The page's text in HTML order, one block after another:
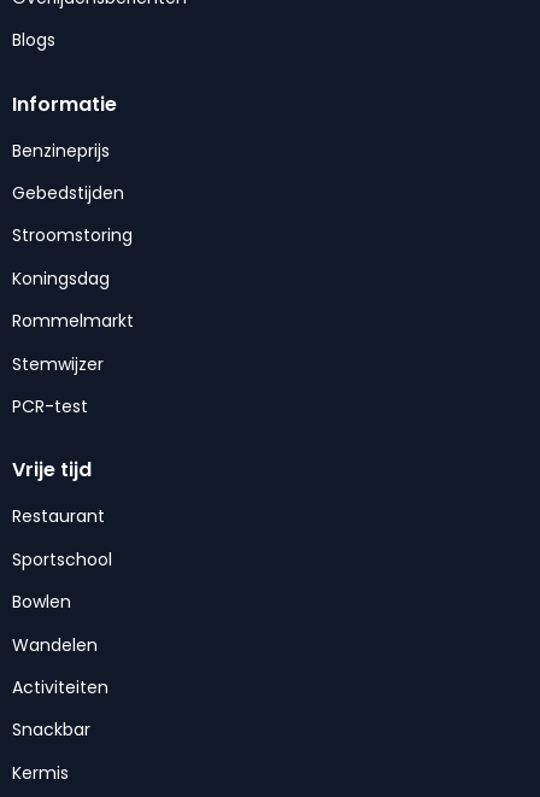
Blogs
Informatie
Benzineprijs
Gebedstijden
Stroomstoring
Koningsdag
Rommelmarkt
Stemwijzer
PCR-test
Vrije tijd
Restaurant
Sportschool
Bowlen
Wandelen
Activiteiten
Snackbar
Kermis